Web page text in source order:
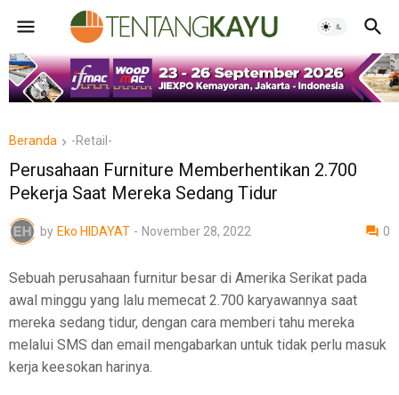
Beranda -Retail-
Perusahaan Furniture Memberhentikan 2.700
Pekerja Saat Mereka Sedang Tidur
by Eko HIDAYAT - November 28, 2022 0
Sebuah perusahaan furnitur besar di Amerika Serikat pada
awal minggu yang lalu memecat 2.700 karyawannya saat
mereka sedang tidur, dengan cara memberi tahu mereka
melalui SMS dan email mengabarkan untuk tidak perlu masuk
kerja keesokan harinya.